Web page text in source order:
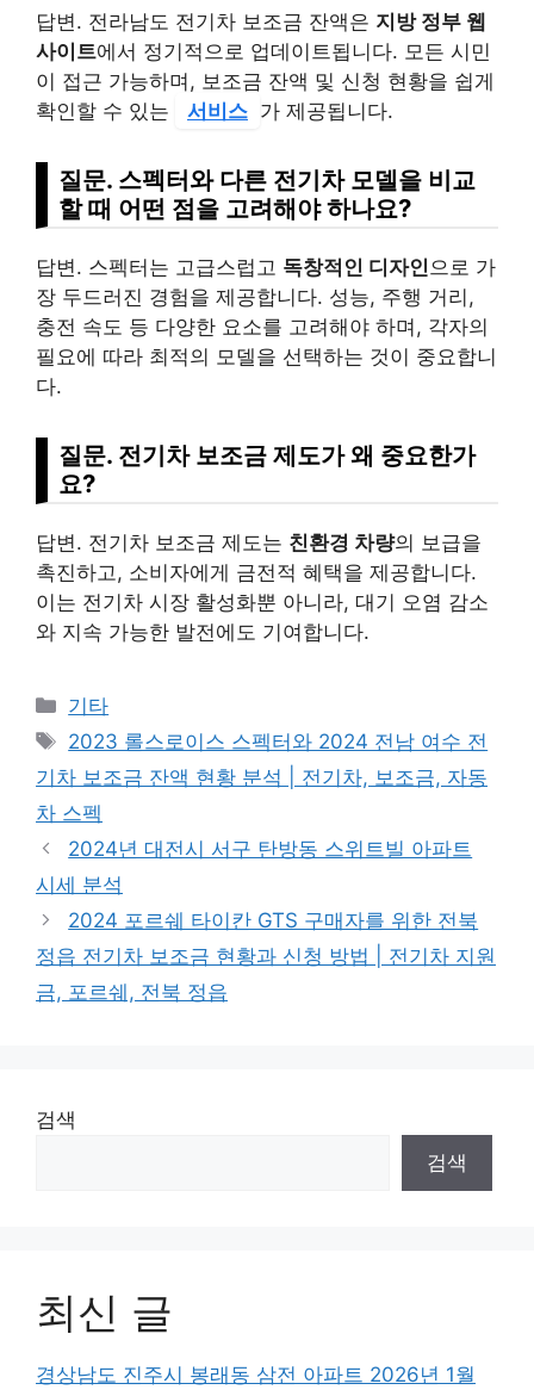
답변. 전라남도 전기차 보조금 잔액은 지방 정부 웹
사이트에서 정기적으로 업데이트됩니다. 모든 시민
이 접근 가능하며, 보조금 잔액 및 신청 현황을 쉽게
확인할 수 있는
서비스 가 제공됩니다.
질문. 스펙터와 다른 전기차 모델을 비교
할 때 어떤 점을 고려해야 하나요?
답변. 스펙터는 고급스럽고 독창적인 디자인 으로 가
장 두드러진 경험을 제공합니다. 성능, 주행 거리,
충전 속도 등 다양한 요소를 고려해야 하며, 각자의
필요에 따라 최적의 모델을 선택하는 것이 중요합니
다.
질문. 전기차 보조금 제도가 왜 중요한가
요?
답변. 전기차 보조금 제도는 친환경 차량의 보급을
촉진하고, 소비자에게 금전적 혜택을 제공합니다.
이는 전기차 시장 활성화뿐 아니라, 대기 오염 감소
와 지속 가능한 발전에도 기여합니다.
Categories
기타
Tags
2023 롤스로이스 스펙터와 2024 전남 여수 전
기차 보조금 잔액 현황 분석 | 전기차, 보조금, 자동
차 스펙
2024년 대전시 서구 탄방동 스위트빌 아파트
시세 분석
2024 포르쉐 타이칸 GTS 구매자를 위한 전북
정읍 전기차 보조금 현황과 신청 방법 | 전기차 지원
금, 포르쉐, 전북 정읍
검색
검색
최신 글
경상남도 진주시 봉래동 삼전 아파트 2026년 1월